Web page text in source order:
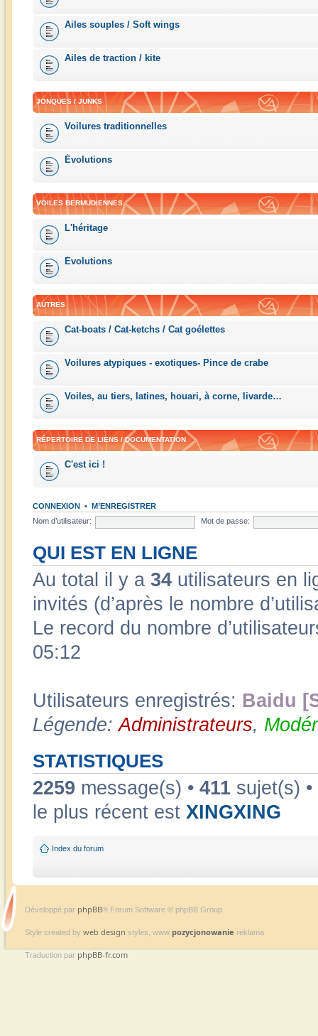
Ailes souples / Soft wings
Ailes de traction / kite
JONQUES / JUNKS
Voilures traditionnelles
Évolutions
VOILES BERMUDIENNES
L'héritage
Évolutions
AUTRES
Cat-boats / Cat-ketchs / Cat goélettes
Voilures atypiques - exotiques- Pince de crabe
Voiles, au tiers, latines, houari, à corne, livarde…
RÉPERTOIRE DE LIENS / DOCUMENTATION
C'est ici !
CONNEXION • M’ENREGISTRER
Nom d’utilisateur:
Mot de passe:
QUI EST EN LIGNE
Au total il y a 34 utilisateurs en
invités (d’après le nombre
Le record du nombre
05:12
Utilisateurs enregistrés: Baidu
Légende:Administrateurs,
STATISTIQUES
2259 message(s) • 411 sujet(s) •
le plus récent est XINGXING
Index du forum
Développé par phpBB® Forum Software © phpBB Group
Style created by web design styles, www pozycjonowanie reklama
Traduction par phpBB-fr.com